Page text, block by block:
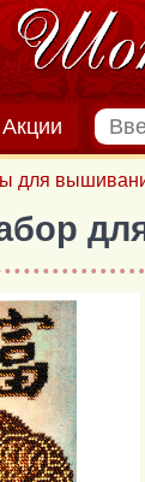
Акции
для